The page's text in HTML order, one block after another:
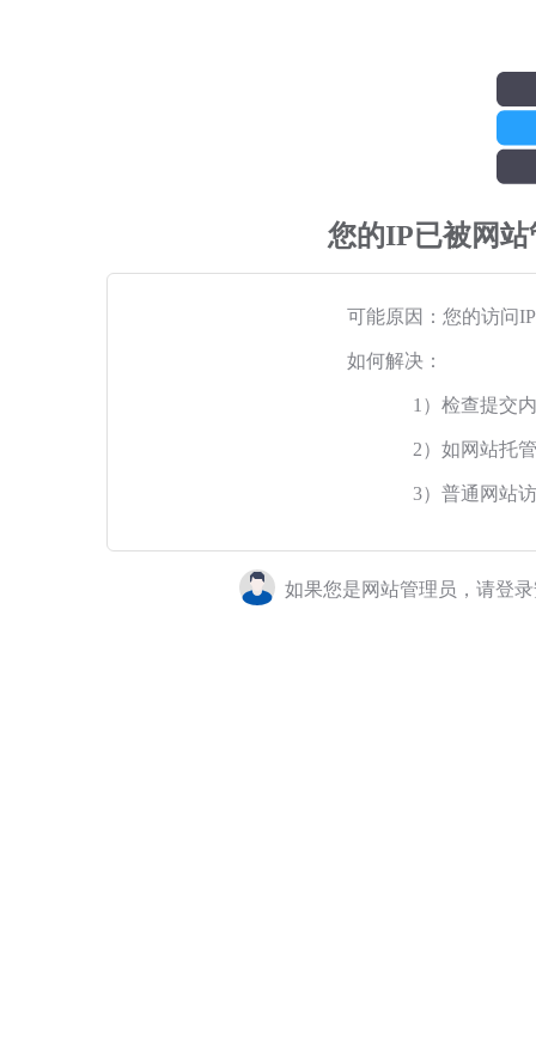
您的IP已被网
可能原因：您的访问
如何解决：
1）检查提交
2）如网站托
3）普通网站
如果您是网站管理员，请登